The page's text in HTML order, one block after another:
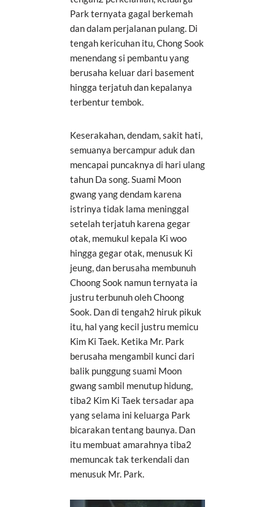
Park ternyata gagal berkemah
dan dalam perjalanan pulang. Di
tengah kericuhan itu, Chong Sook
menendang si pembantu yang
berusaha keluar dari basement
hingga terjatuh dan kepalanya
terbentur tembok.
Keserakahan, dendam, sakit hati,
semuanya bercampur aduk dan
mencapai puncaknya di hari ulang
tahun Da song. Suami Moon
gwang yang dendam karena
istrinya tidak lama meninggal
setelah terjatuh karena gegar
otak, memukul kepala Ki woo
hingga gegar otak, menusuk Ki
jeung, dan berusaha membunuh
Choong Sook namun ternyata ia
justru terbunuh oleh Choong
Sook. Dan di tengah2 hiruk pikuk
itu, hal yang kecil justru memicu
Kim Ki Taek. Ketika Mr. Park
berusaha mengambil kunci dari
balik punggung suami Moon
gwang sambil menutup hidung,
tiba2 Kim Ki Taek tersadar apa
yang selama ini keluarga Park
bicarakan tentang baunya. Dan
itu membuat amarahnya tiba2
memuncak tak terkendali dan
menusuk Mr. Park.